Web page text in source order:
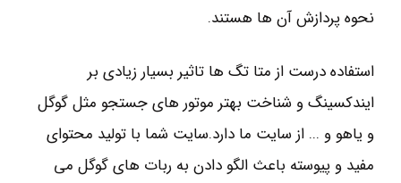
نحوه پردازش آن ها هستند.
استفاده درست از متا تگ ها تاثیر بسیار زیادی بر
ایندکسینگ و شناخت بهتر موتور های جستجو مثل گوگل
و یاهو و ... از سایت ما دارد.سایت شما با تولید محتوای
مفید و پیوسته باعث الگو دادن به ربات های گوگل می